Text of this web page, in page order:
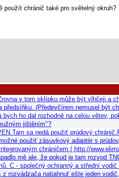
chránič také pro světelný okruh?
v tom sklípku může být vlhčeji a
(Předevčírem nemusel být
ho dal rozhodně na celou větev,
jištěním"?
sa nedá použiť prúdový
použiť zásuvkový adaptér s
chráničem ( http://
mě ale, že pokud je tam rozvod
C - společný ochranný a střední vodič
rozvádzača natiahnuť ešte jeden